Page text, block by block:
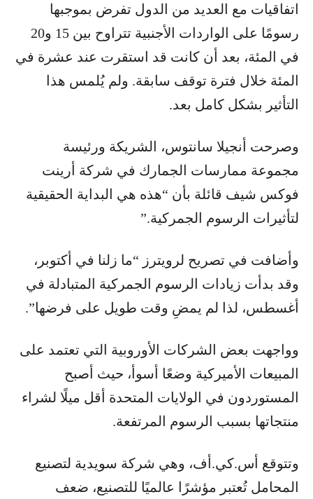
اتفاقيات مع العديد من الدول تفرض بموجبها
رسومًا على الواردات الأجنبية تتراوح بين 15 و20
في المئة، بعد أن كانت قد استقرت عند عشرة في
المئة خلال فترة توقف سابقة. ولم يُلمس هذا
التأثير بشكل كامل بعد.
وصرحت أنجيلا سانتوس، الشريكة ورئيسة
مجموعة ممارسات الجمارك في شركة أرينت
فوكس شيف قائلة بأن “هذه هي البداية الحقيقية
لتأثيرات الرسوم الجمركية.”
وأضافت في تصريح لرويترز “ما زلنا في أكتوبر،
وقد بدأت زيادات الرسوم الجمركية المتبادلة في
أغسطس، لذا لم يمضِ وقت طويل على فرضها”.
وواجهت بعض الشركات الأوروبية التي تعتمد على
المبيعات الأميركية وضعًا أسوأ، حيث أصبح
المستوردون في الولايات المتحدة أقل ميلًا لشراء
منتجاتها بسبب الرسوم المرتفعة.
وتتوقع أس.كي.أف، وهي شركة سويدية لتصنيع
المحامل تُعتبر مؤشرًا عالميًا للتصنيع، ضعف